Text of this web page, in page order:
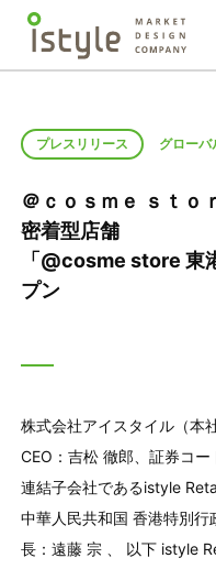
プレスリリース グローバ
＠ｃｏｓｍｅ ｓｔｏ
密着型店舗
「@cosme store 東
プン
株式会社アイスタイル（本
CEO：吉松 徹郎、証券コ
連結子会社であるistyle
中華人民共和国 香港特別
長：遠藤 宗 、 以下 istyle